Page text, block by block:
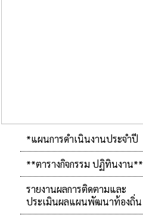
*แผนการดำเนินงานประจำปี
**ตารางกิจกรรม ปฏิทินงาน**
รายงานผลการติดตามและ
ประเมินผลแผนพัฒนาท้องถิ่น